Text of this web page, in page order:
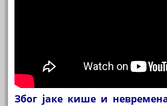
Због јаке кише и